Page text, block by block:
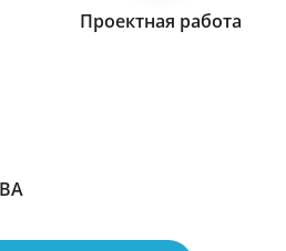
Проектная работа